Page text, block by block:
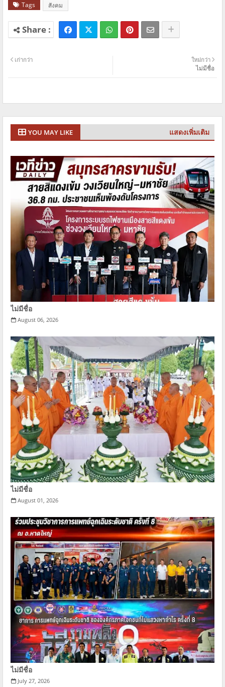
Tags สังคม
ใหม่กว่า
ไม่มีชื่อ
เก่ากว่า
YOU MAY LIKE แสดงเพิ่มเติม
ไม่มีชื่อ
August 06, 2026
ไม่มีชื่อ
August 01, 2026
ไม่มีชื่อ
July 27, 2026